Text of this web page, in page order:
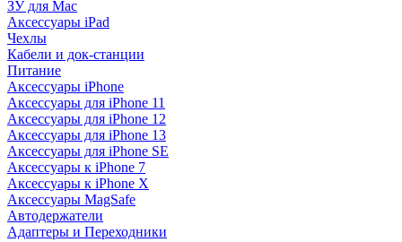
ЗУ для Mac
Аксессуары iPad
Чехлы
Кабели и док-станции
Питание
Аксессуары iPhone
Аксессуары для iPhone 11
Аксессуары для iPhone 12
Аксессуары для iPhone 13
Аксессуары для iPhone SE
Аксессуары к iPhone 7
Аксессуары к iPhone X
Аксессуары MagSafe
Автодержатели
Адаптеры и Переходники